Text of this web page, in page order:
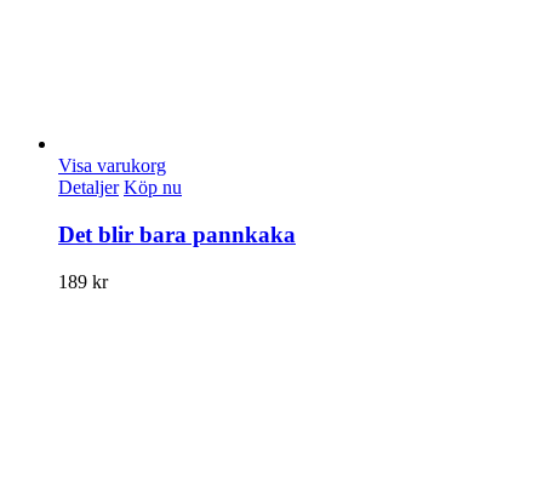
Visa varukorg
Detaljer Köp nu
Det blir bara pannkaka
189 kr